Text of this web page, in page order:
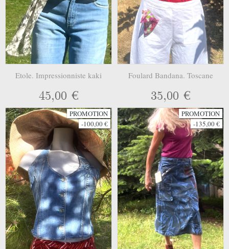
Etole. Impressionniste kaki
45,00 €
Foulard Bandana. Toscane
35,00 €
PROMOTION
-100,00 €
PROMOTION
-135,00 €